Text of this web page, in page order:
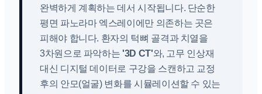
완벽하게 계획하는 데서 시작됩니다. 단순한
평면 파노라마 엑스레이에만 의존하는 곳은
피해야 합니다. 환자의 턱뼈 골격과 치열을
3차원으로 파악하는 '3D CT'와, 고무 인상재
대신 디지털 데이터로 구강을 스캔하고 교정
후의 안모(얼굴) 변화를 시뮬레이션할 수 있는